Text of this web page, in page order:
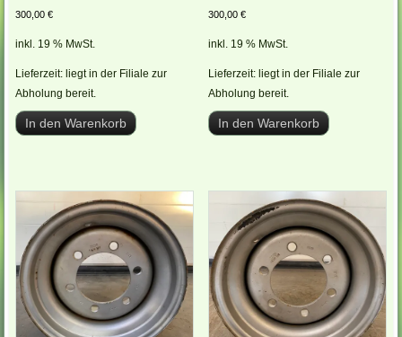
300,00€
inkl. 19 % MwSt.
Lieferzeit: liegt in der Filiale zur
Abholung bereit.
In den Warenkorb
300,00€
inkl. 19 % MwSt.
Lieferzeit: liegt in der Filiale zur
Abholung bereit.
In den Warenkorb